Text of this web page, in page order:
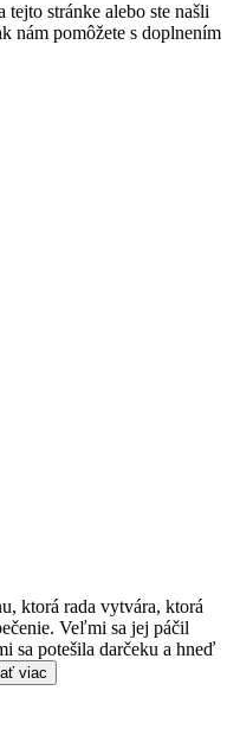
stránke alebo ste našli
nám pomôžete s doplnením
ktorá rada vytvára, ktorá
Veľmi sa jej páčil
sa potešila darčeku a hneď
viac